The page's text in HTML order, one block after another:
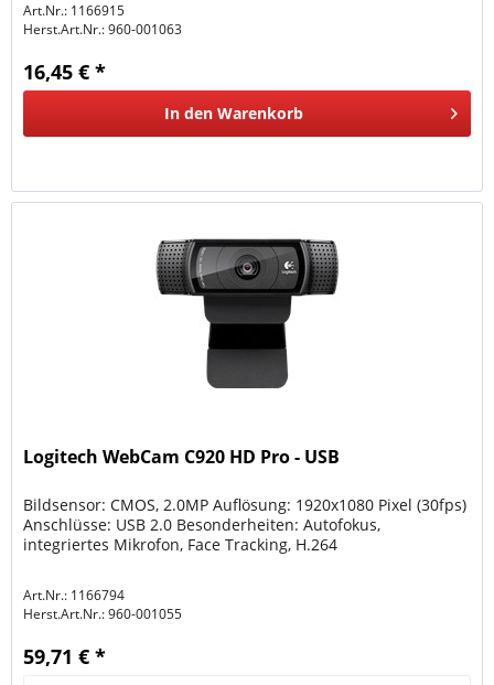
Art.Nr.: 1166915
Herst.Art.Nr.:960-001063
16,45 € *
In den Warenkorb
Logitech WebCam C920 HD Pro - USB
Bildsensor: CMOS, 2.0MP Auflösung: 1920x1080 Pixel (30fps)
Anschlüsse: USB 2.0 Besonderheiten: Autofokus,
integriertes Mikrofon, Face Tracking, H.264
Art.Nr.: 1166794
Herst.Art.Nr.:960-001055
59,71 € *